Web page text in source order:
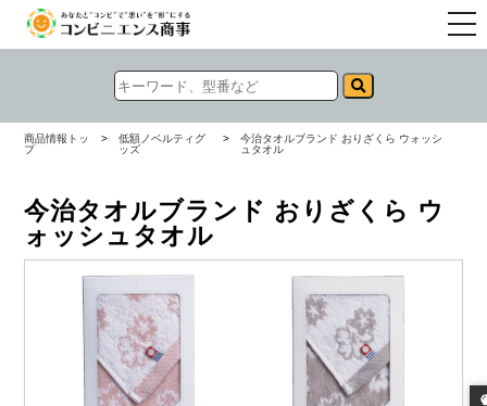
商品情報トッ
プ
>
低額ノベルティグ
ッズ
>
今治タオルブランド おりざくら ウォッシ
ュタオル
今治タオルブランド おりざくら ウ
ォッシュタオル